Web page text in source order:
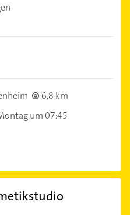
6,8 km
um 07:45